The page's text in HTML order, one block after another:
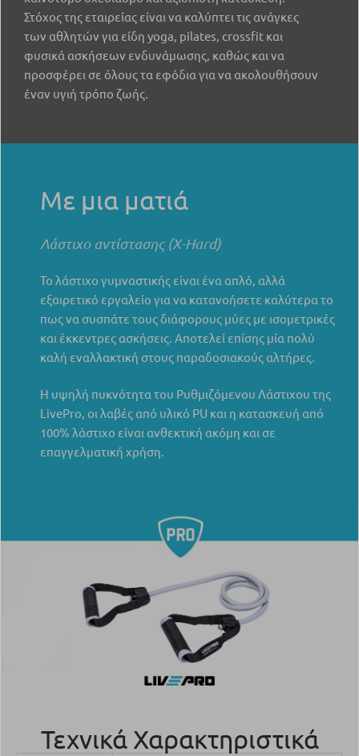
Στόχος της εταιρείας είναι να καλύπτει τις ανάγκες
των αθλητών για είδη yoga, pilates, crossfit και
φυσικά ασκήσεων ενδυνάμωσης, καθώς και να
προσφέρει σε όλους τα εφόδια για να ακολουθήσουν
έναν υγιή τρόπο ζωής.
Με μια ματιά
Λάστιχο αντίστασης (X-Hard)
Το λάστιχο γυμναστικής είναι ένα απλό, αλλά
εξαιρετικό εργαλείο για να κατανοήσετε καλύτερα το
πως να συσπάτε τους διάφορους μύες με ισομετρικές
και έκκεντρες ασκήσεις. Αποτελεί επίσης μία πολύ
καλή εναλλακτική στους παραδοσιακούς αλτήρες.
Η υψηλή πυκνότητα του Ρυθμιζόμενου Λάστιχου της
LivePro, οι λαβές από υλικό PU και η κατασκευή από
100% λάστιχο είναι ανθεκτική ακόμη και σε
επαγγελματική χρήση.
Τεχνικά Χαρακτηριστικά